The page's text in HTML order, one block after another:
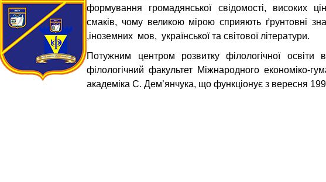
формування громадянської свідомості, високих
смаків, чому великою мірою сприяють ґрунтовні
,іноземних мов, української та світової літератури.
Потужним центром розвитку філологічної освіти
філологічний факультет Міжнародного економіко-
академіка С. Дем’янчука, що функціонує з вересня